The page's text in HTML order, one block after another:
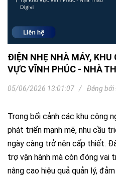
ĐIỆN NHẸ NHÀ MÁY, KHU
VỰC VĨNH PHÚC - NHÀ
05/06/2026 13:01:07 Đăng bởi
Trong bối cảnh các khu công
phát triển mạnh mẽ, nhu cầu
ngày càng trở nên cấp thiết.
trợ vận hành mà còn đóng vai
nâng cao hiệu quả quản lý,